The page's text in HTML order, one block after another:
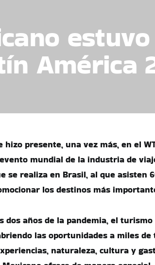
América
hizo presente, una vez más, en el
mundial de la industria de
se realiza en Brasil, al que asisten
los destinos más
dos años de la pandemia, el
las oportunidades a miles
naturaleza, cultura y